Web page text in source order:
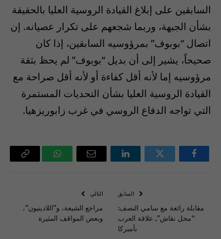
السابقين على إبلاغ القيادة الروسية العليا بالحقيقة
بشأن الجبهة، وربما شجعهم على تكرار عصيانه. إن
اتصال “بوبوف” بمرؤوسيه السابقين، إذا كان
صحيحاً، يشير إلى أن بديل “بوبوف” لم يحظ بثقة
مرؤوسيه إما لأنه أقل كفاءة أو لأنه أقل صراحة مع
القيادة الروسية العليا بشأن التحديات المستمرة
التي تواجه الدفاع الروسي في غرب زابوريزهيا.
فيسبوك تويتر لينكدإن
البريد
واتساب Copy
السابق
مقابلة رائعة مع سامي النصف:
“محل نقاش”ـ علاقة العرب
بأميركا
التالي
مراجع الشيعة، و”اللادينيون”،
وبعض المواقف المثيرة